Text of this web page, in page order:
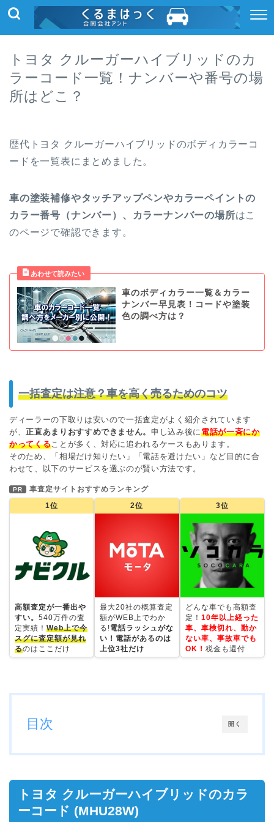
トヨタ クルーガーハイブリッドのカ
ラーコード一覧！ナンバーや番号の場
所はどこ？
歴代トヨタ クルーガーハイブリッドのボディカラーコ
ードを一覧表にまとめました。
車の塗装補修やタッチアップペンやカラーペイントの
カラー番号（ナンバー）、カラーナンバーの場所はこ
のページで確認できます。
車のボディカラー一覧＆カラー
ナンバー早見表！コードや塗装
色の調べ方は？
一括査定は注意？車を高く売るためのコツ
ディーラーの下取りは安いので一括査定がよく紹介されています
が、正直あまりおすすめできません。申し込み後に 電話が一斉にか
かってくる ことが多く、対応に追われるケースもあります。
そのため、「相場だけ知りたい」「電話を避けたい」など目的に合
わせて、以下のサービスを選ぶのが賢い方法です。
PR
車査定サイトおすすめランキング
1位
高額査定が一番出や
すい。 540万件の査
定実績！ Web上で今
スグに査定額が見れ
るのはここだけ
2位
最大20社の概算査定
額がWEB上でわか
る!電話ラッシュがな
い！電話があるのは
上位3社だけ
3位
どんな車でも高額査
定！ 10年以上経った
車、車検切れ、動か
ない車、事故車でも
OK！ 税金も還付
開く
目次
トヨタ クルーガーハイブリッドのカラ
ーコード (MHU28W)